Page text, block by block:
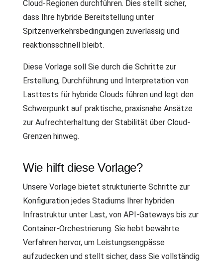
Cloud-Regionen durchführen. Dies stellt sicher,
dass Ihre hybride Bereitstellung unter
Spitzenverkehrsbedingungen zuverlässig und
reaktionsschnell bleibt.
Diese Vorlage soll Sie durch die Schritte zur
Erstellung, Durchführung und Interpretation von
Lasttests für hybride Clouds führen und legt den
Schwerpunkt auf praktische, praxisnahe Ansätze
zur Aufrechterhaltung der Stabilität über Cloud-
Grenzen hinweg.
Wie hilft diese Vorlage?
Unsere Vorlage bietet strukturierte Schritte zur
Konfiguration jedes Stadiums Ihrer hybriden
Infrastruktur unter Last, von API-Gateways bis zur
Container-Orchestrierung. Sie hebt bewährte
Verfahren hervor, um Leistungsengpässe
aufzudecken und stellt sicher, dass Sie vollständig